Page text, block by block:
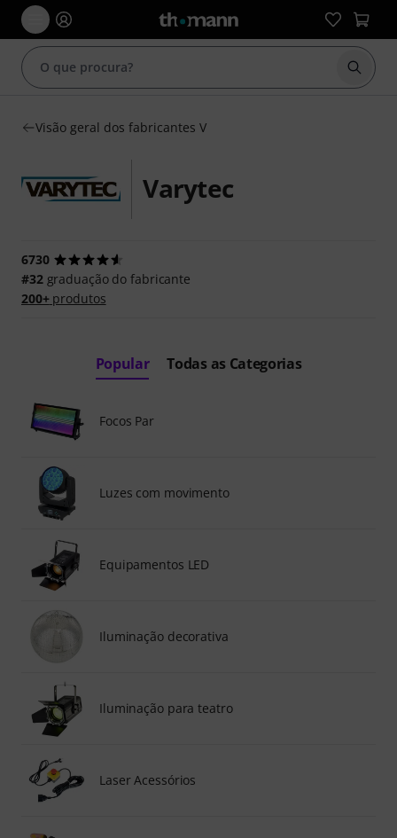
Iniciar
Visão geral dos fabricantes V
Varytec
6730
#32graduação do fabricante
200+produtos
Popular Todas as Categorias
Focos Par
Luzes com movimento
Equipamentos LED
Iluminação decorativa
Iluminação para teatro
Laser Acessórios